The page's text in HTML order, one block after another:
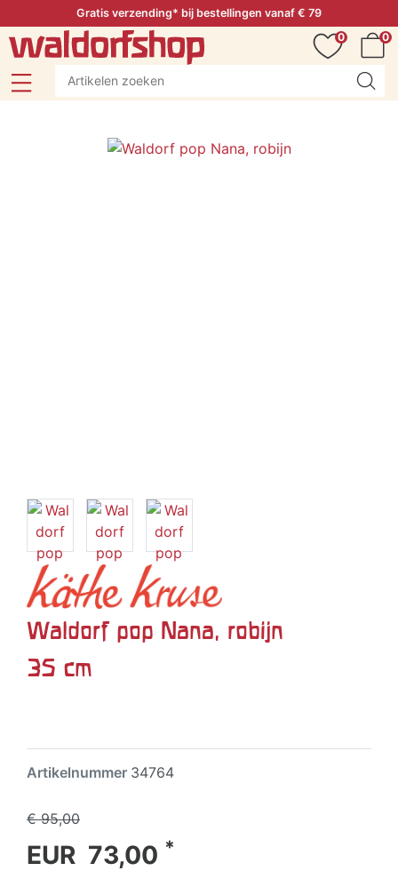
Gratis verzending* bij bestellingen vanaf € 79
0
0
Waldorf pop Nana, robijn
35 cm
Artikelnummer 34764
€ 95,00
EUR 73,00 *